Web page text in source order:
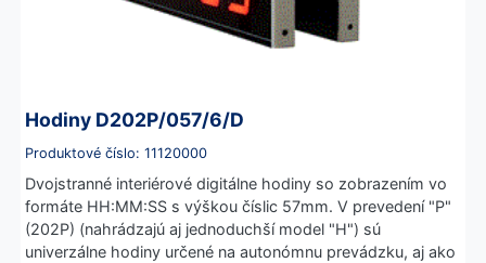
Hodiny D202P/057/6/D
Produktové číslo: 11120000
Dvojstranné interiérové digitálne hodiny so zobrazením vo
formáte HH:MM:SS s výškou číslic 57mm. V prevedení "P"
(202P) (nahrádzajú aj jednoduchší model "H") sú
univerzálne hodiny určené na autonómnu prevádzku, aj ako